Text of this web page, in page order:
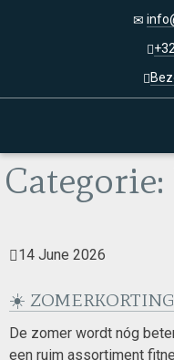
Categorie:
14 June 2026
☀️
De zomer wordt nóg
een ruim assortiment